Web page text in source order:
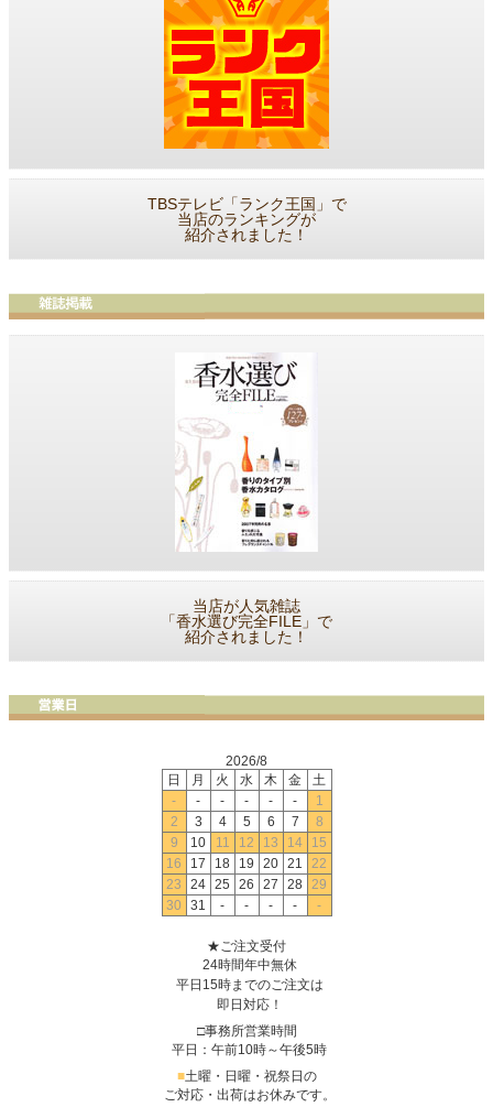
TBSテレビ「ランク王国」で
当店のランキングが
紹介されました！
当店が人気雑誌
「香水選び完全FILE」で
紹介されました！
2026/8
日
月 火 水 木 金
土
-
- - - - -
1
2
3 4 5 6 7
8
9
10 11 12 13 14
15
16
17 18 19 20 21
22
23
24 25 26 27 28 29
30
31 - - - - -
★ご注文受付
24時間年中無休
平日15時までのご注文は
即日対応！
□事務所営業時間
平日：午前10時～午後5時
■土曜・日曜・祝祭日の
ご対応・出荷はお休みです。